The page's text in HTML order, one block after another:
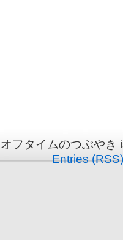
オフタイムのつぶや
Entries (RSS)